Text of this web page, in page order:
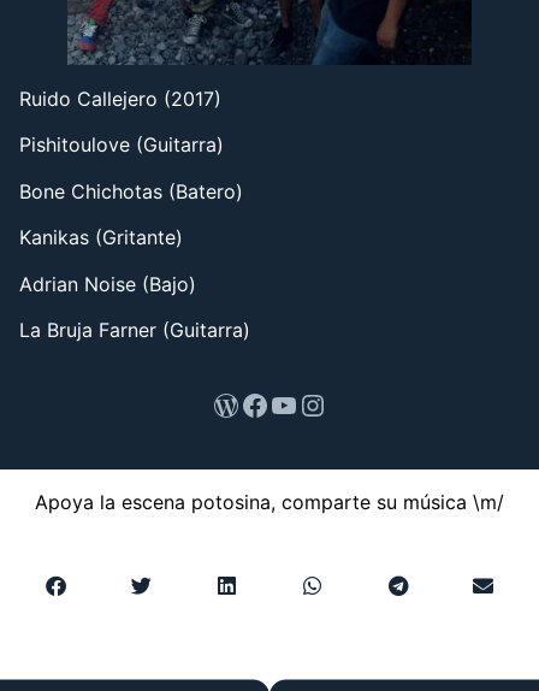
Ruido Callejero (2017)
Pishitoulove (Guitarra)
Bone Chichotas (Batero)
Kanikas (Gritante)
Adrian Noise (Bajo)
La Bruja Farner (Guitarra)
Apoya la escena potosina, comparte su música \m/